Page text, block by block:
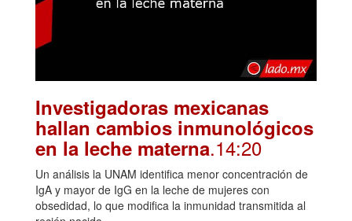
Investigadoras mexicanas
hallan cambios inmunológicos
en la leche materna.14:20
Un análisis la UNAM identifica menor concentración de
IgA y mayor de IgG en la leche de mujeres con
obsedidad, lo que modifica la inmunidad transmitida al